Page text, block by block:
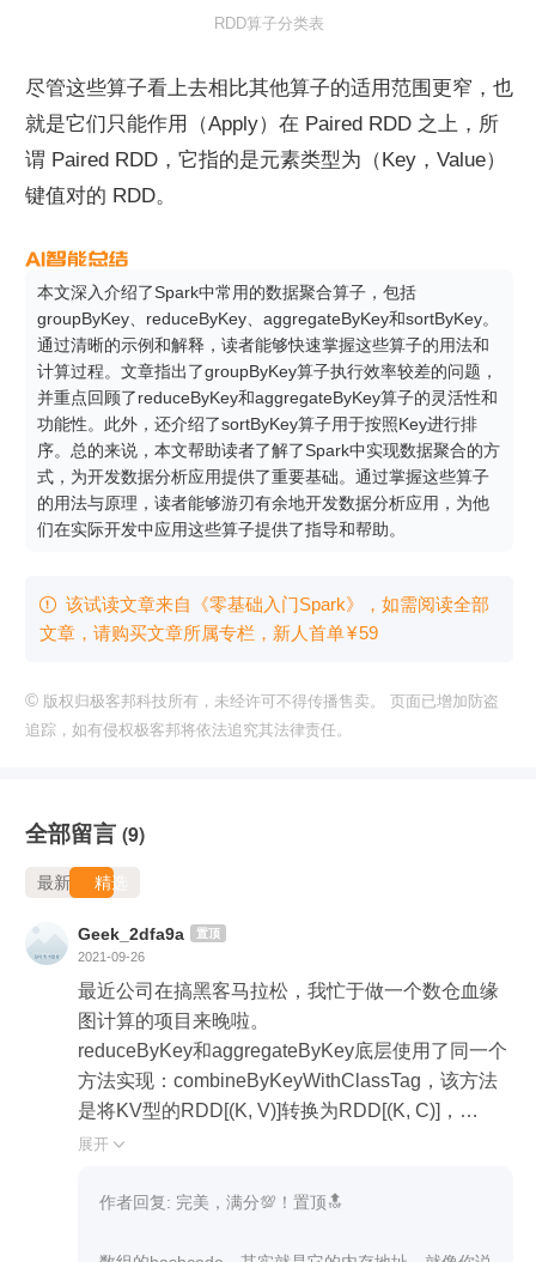
RDD算子分类表
尽管这些算子看上去相比其他算子的适用范围更窄，也
就是它们只能作用（Apply）在 Paired RDD 之上，所
谓 Paired RDD，它指的是元素类型为（Key，Value）
键值对的 RDD。
本文深入介绍了Spark中常用的数据聚合算子，包括
groupByKey、reduceByKey、aggregateByKey和sortByKey。
通过清晰的示例和解释，读者能够快速掌握这些算子的用法和
计算过程。文章指出了groupByKey算子执行效率较差的问题，
并重点回顾了reduceByKey和aggregateByKey算子的灵活性和
功能性。此外，还介绍了sortByKey算子用于按照Key进行排
序。总的来说，本文帮助读者了解了Spark中实现数据聚合的方
式，为开发数据分析应用提供了重要基础。通过掌握这些算子
的用法与原理，读者能够游刃有余地开发数据分析应用，为他
们在实际开发中应用这些算子提供了指导和帮助。
 该试读文章来自《零基础入门Spark》，如需阅读全部
文章，请购买文章所属专栏 ，新⼈⾸单¥59
© 版权归极客邦科技所有，未经许可不得传播售卖。 页面已增加防盗
追踪，如有侵权极客邦将依法追究其法律责任。
全部留言 (9)
最新 精选
Geek_2dfa9a 置顶
2021-09-26
最近公司在搞黑客马拉松，我忙于做一个数仓血缘
图计算的项目来晚啦。
reduceByKey和aggregateByKey底层使用了同一个
方法实现：combineByKeyWithClassTag，该方法
是将KV型的RDD[(K, V)]转换为RDD[(K, C)]，
类似于分组聚合，既然要找到reduceByKey和aggre
析，combineByKeyWithClassTag方法声明如下：
展开 
作者回复: 完美，满分💯！置顶🔝